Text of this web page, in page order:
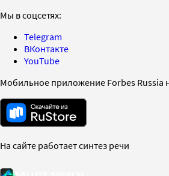
Мы в соцсетях:
Telegram
ВКонтакте
YouTube
Мобильное приложение Forbes Russia
На сайте работает синтез речи